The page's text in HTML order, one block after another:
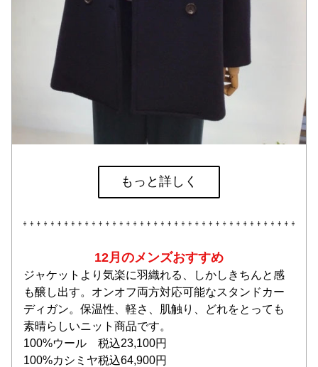
もっと詳しく
12月のメンズおすすめ
ジャケットより気楽に羽織れる、しかしきちんと感
も醸し出す。オンオフ両方対応可能なスタンドカー
ディガン。保温性、軽さ、肌触り、どれをとっても
素晴らしいニット商品です。
100%ウール　税込23,100円
100%カシミヤ税込64,900円